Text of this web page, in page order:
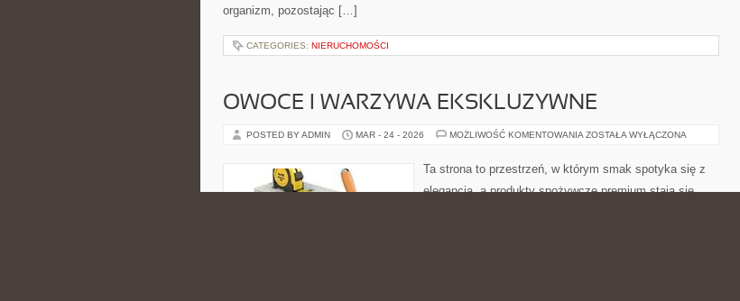
organizm, pozostając […]
CATEGORIES: NIERUCHOMOŚCI
OWOCE I WARZYWA EKSKLUZYWNE
POSTED BY ADMIN MAR - 24 - 2026 MOŻLIWOŚĆ KOMENTOWANIA OWOCE
EKSKLUZYWNE
ZOSTAŁA WYŁĄCZONA
Ta strona to przestrzeń, w którym smak spotyka się z
elegancją, a produkty spożywcze premium stają się